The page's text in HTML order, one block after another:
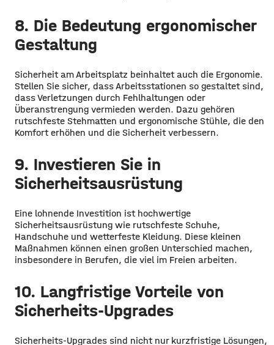
8. Die Bedeutung ergonomischer
Gestaltung
Sicherheit am Arbeitsplatz beinhaltet auch die Ergonomie.
Stellen Sie sicher, dass Arbeitsstationen so gestaltet sind,
dass Verletzungen durch Fehlhaltungen oder
Überanstrengung vermieden werden. Dazu gehören
rutschfeste Stehmatten und ergonomische Stühle, die den
Komfort erhöhen und die Sicherheit verbessern.
9. Investieren Sie in
Sicherheitsausrüstung
Eine lohnende Investition ist hochwertige
Sicherheitsausrüstung wie rutschfeste Schuhe,
Handschuhe und wetterfeste Kleidung. Diese kleinen
Maßnahmen können einen großen Unterschied machen,
insbesondere in Berufen, die viel im Freien arbeiten.
10. Langfristige Vorteile von
Sicherheits-Upgrades
Sicherheits-Upgrades sind nicht nur kurzfristige Lösungen,